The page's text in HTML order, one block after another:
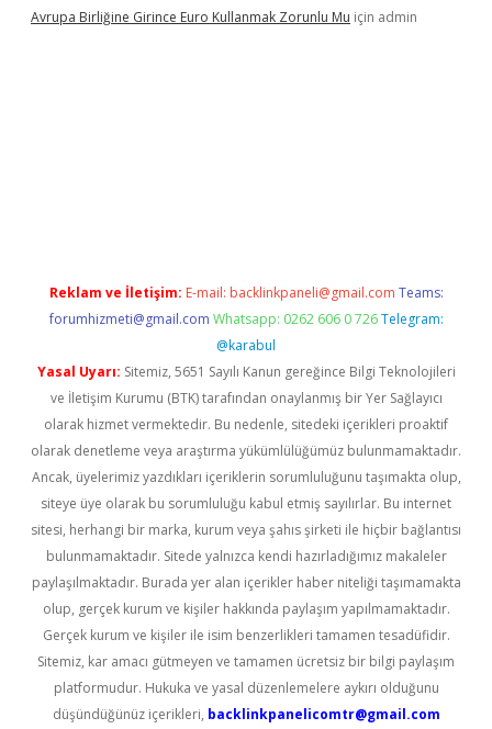
Avrupa Birliğine Girince Euro Kullanmak Zorunlu Mu için admin
Reklam ve İletişim: E-mail: backlinkpaneli@gmail.com Teams:
forumhizmeti@gmail.com Whatsapp: 0262 606 0 726 Telegram:
@karabul
Yasal Uyarı: Sitemiz, 5651 Sayılı Kanun gereğince Bilgi Teknolojileri
ve İletişim Kurumu (BTK) tarafından onaylanmış bir Yer Sağlayıcı
olarak hizmet vermektedir. Bu nedenle, sitedeki içerikleri proaktif
olarak denetleme veya araştırma yükümlülüğümüz bulunmamaktadır.
Ancak, üyelerimiz yazdıkları içeriklerin sorumluluğunu taşımakta olup,
siteye üye olarak bu sorumluluğu kabul etmiş sayılırlar. Bu internet
sitesi, herhangi bir marka, kurum veya şahıs şirketi ile hiçbir bağlantısı
bulunmamaktadır. Sitede yalnızca kendi hazırladığımız makaleler
paylaşılmaktadır. Burada yer alan içerikler haber niteliği taşımamakta
olup, gerçek kurum ve kişiler hakkında paylaşım yapılmamaktadır.
Gerçek kurum ve kişiler ile isim benzerlikleri tamamen tesadüfidir.
Sitemiz, kar amacı gütmeyen ve tamamen ücretsiz bir bilgi paylaşım
platformudur. Hukuka ve yasal düzenlemelere aykırı olduğunu
düşündüğünüz içerikleri, backlinkpanelicomtr@gmail.com